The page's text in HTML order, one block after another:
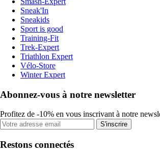
Sneak'In
Sneakids
Sport is good
Training-Fit
Trek-Expert
Triathlon Expert
Vélo-Store
Winter Expert
Abonnez-vous à notre newsletter
Profitez de -10% en vous inscrivant à notre
S'inscrire
Restons connectés